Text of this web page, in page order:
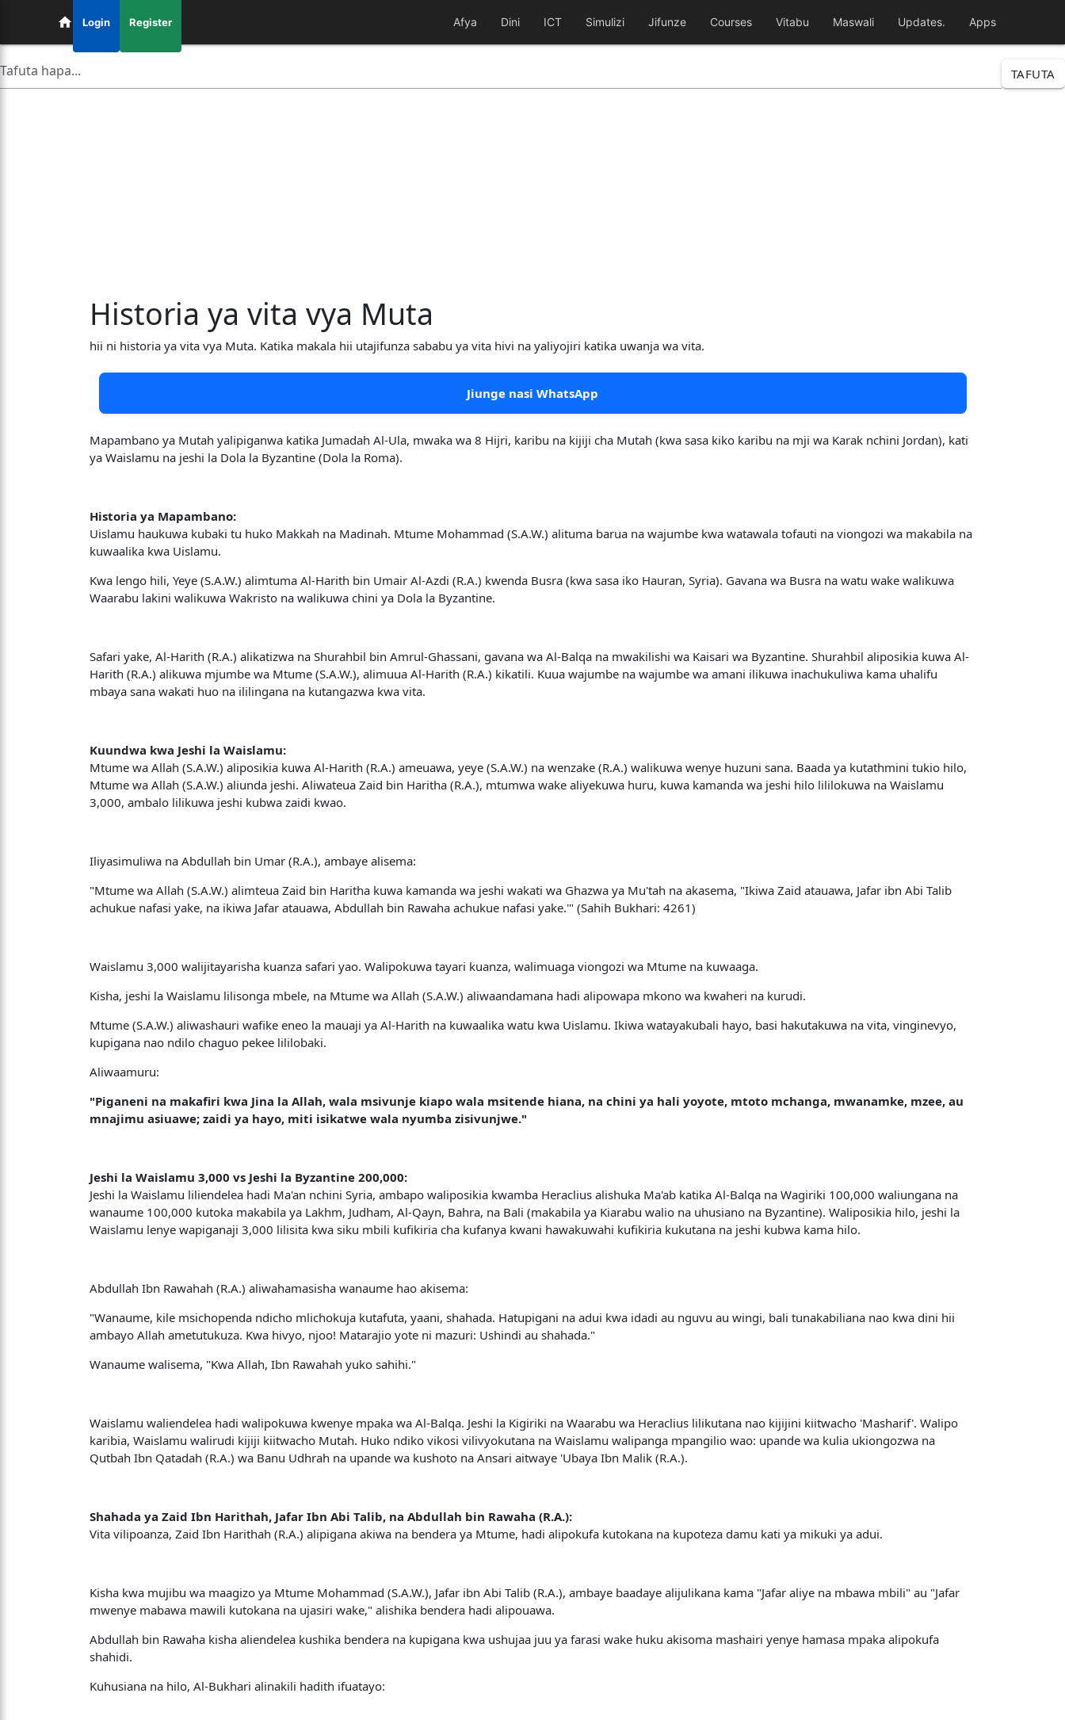
Login Register Afya Dini ICT Simulizi Jifunze Courses Vitabu Maswali Updates. Apps
TAFUTA
Historia ya vita vya Muta
hii ni historia ya vita vya Muta. Katika makala hii utajifunza sababu ya vita hivi na yaliyojiri katika uwanja wa vita.
Jiunge nasi WhatsApp
Mapambano ya Mutah yalipiganwa katika Jumadah Al-Ula, mwaka wa 8 Hijri, karibu na kijiji cha Mutah (kwa sasa kiko karibu na mji wa Karak nchini Jordan), kati
ya Waislamu na jeshi la Dola la Byzantine (Dola la Roma).
Historia ya Mapambano:
Uislamu haukuwa kubaki tu huko Makkah na Madinah. Mtume Mohammad (S.A.W.) alituma barua na wajumbe kwa watawala tofauti na viongozi wa makabila na
kuwaalika kwa Uislamu.
Kwa lengo hili, Yeye (S.A.W.) alimtuma Al-Harith bin Umair Al-Azdi (R.A.) kwenda Busra (kwa sasa iko Hauran, Syria). Gavana wa Busra na watu wake walikuwa
Waarabu lakini walikuwa Wakristo na walikuwa chini ya Dola la Byzantine.
Safari yake, Al-Harith (R.A.) alikatizwa na Shurahbil bin Amrul-Ghassani, gavana wa Al-Balqa na mwakilishi wa Kaisari wa Byzantine. Shurahbil aliposikia kuwa Al-
Harith (R.A.) alikuwa mjumbe wa Mtume (S.A.W.), alimuua Al-Harith (R.A.) kikatili. Kuua wajumbe na wajumbe wa amani ilikuwa inachukuliwa kama uhalifu
mbaya sana wakati huo na ililingana na kutangazwa kwa vita.
Kuundwa kwa Jeshi la Waislamu:
Mtume wa Allah (S.A.W.) aliposikia kuwa Al-Harith (R.A.) ameuawa, yeye (S.A.W.) na wenzake (R.A.) walikuwa wenye huzuni sana. Baada ya kutathmini tukio hilo,
Mtume wa Allah (S.A.W.) aliunda jeshi. Aliwateua Zaid bin Haritha (R.A.), mtumwa wake aliyekuwa huru, kuwa kamanda wa jeshi hilo lililokuwa na Waislamu
3,000, ambalo lilikuwa jeshi kubwa zaidi kwao.
Iliyasimuliwa na Abdullah bin Umar (R.A.), ambaye alisema:
"Mtume wa Allah (S.A.W.) alimteua Zaid bin Haritha kuwa kamanda wa jeshi wakati wa Ghazwa ya Mu'tah na akasema, "Ikiwa Zaid atauawa, Jafar ibn Abi Talib
achukue nafasi yake, na ikiwa Jafar atauawa, Abdullah bin Rawaha achukue nafasi yake.'" (Sahih Bukhari: 4261)
Waislamu 3,000 walijitayarisha kuanza safari yao. Walipokuwa tayari kuanza, walimuaga viongozi wa Mtume na kuwaaga.
Kisha, jeshi la Waislamu lilisonga mbele, na Mtume wa Allah (S.A.W.) aliwaandamana hadi alipowapa mkono wa kwaheri na kurudi.
Mtume (S.A.W.) aliwashauri wafike eneo la mauaji ya Al-Harith na kuwaalika watu kwa Uislamu. Ikiwa watayakubali hayo, basi hakutakuwa na vita, vinginevyo,
kupigana nao ndilo chaguo pekee lililobaki.
Aliwaamuru:
"Piganeni na makafiri kwa Jina la Allah, wala msivunje kiapo wala msitende hiana, na chini ya hali yoyote, mtoto mchanga, mwanamke, mzee, au
mnajimu asiuawe; zaidi ya hayo, miti isikatwe wala nyumba zisivunjwe."
Jeshi la Waislamu 3,000 vs Jeshi la Byzantine 200,000:
Jeshi la Waislamu liliendelea hadi Ma'an nchini Syria, ambapo waliposikia kwamba Heraclius alishuka Ma'ab katika Al-Balqa na Wagiriki 100,000 waliungana na
wanaume 100,000 kutoka makabila ya Lakhm, Judham, Al-Qayn, Bahra, na Bali (makabila ya Kiarabu walio na uhusiano na Byzantine). Waliposikia hilo, jeshi la
Waislamu lenye wapiganaji 3,000 lilisita kwa siku mbili kufikiria cha kufanya kwani hawakuwahi kufikiria kukutana na jeshi kubwa kama hilo.
Abdullah Ibn Rawahah (R.A.) aliwahamasisha wanaume hao akisema:
"Wanaume, kile msichopenda ndicho mlichokuja kutafuta, yaani, shahada. Hatupigani na adui kwa idadi au nguvu au wingi, bali tunakabiliana nao kwa dini hii
ambayo Allah ametutukuza. Kwa hivyo, njoo! Matarajio yote ni mazuri: Ushindi au shahada."
Wanaume walisema, "Kwa Allah, Ibn Rawahah yuko sahihi."
Waislamu waliendelea hadi walipokuwa kwenye mpaka wa Al-Balqa. Jeshi la Kigiriki na Waarabu wa Heraclius lilikutana nao kijijini kiitwacho 'Masharif'. Walipo
karibia, Waislamu walirudi kijiji kiitwacho Mutah. Huko ndiko vikosi vilivyokutana na Waislamu walipanga mpangilio wao: upande wa kulia ukiongozwa na
Qutbah Ibn Qatadah (R.A.) wa Banu Udhrah na upande wa kushoto na Ansari aitwaye 'Ubaya Ibn Malik (R.A.).
Shahada ya Zaid Ibn Harithah, Jafar Ibn Abi Talib, na Abdullah bin Rawaha (R.A.):
Vita vilipoanza, Zaid Ibn Harithah (R.A.) alipigana akiwa na bendera ya Mtume, hadi alipokufa kutokana na kupoteza damu kati ya mikuki ya adui.
Kisha kwa mujibu wa maagizo ya Mtume Mohammad (S.A.W.), Jafar ibn Abi Talib (R.A.), ambaye baadaye alijulikana kama "Jafar aliye na mbawa mbili" au "Jafar
mwenye mabawa mawili kutokana na ujasiri wake," alishika bendera hadi alipouawa.
Abdullah bin Rawaha kisha aliendelea kushika bendera na kupigana kwa ushujaa juu ya farasi wake huku akisoma mashairi yenye hamasa mpaka alipokufa
shahidi.
Kuhusiana na hilo, Al-Bukhari alinakili hadith ifuatayo: